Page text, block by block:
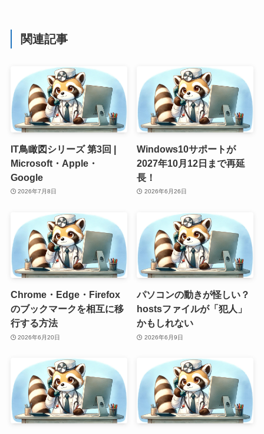
関連記事
IT鳥瞰図シリーズ 第3回 |
Microsoft・Apple・
Google
2026年7月8日
Windows10サポートが
2027年10月12日まで再延
長！
2026年6月26日
Chrome・Edge・Firefox
のブックマークを相互に移
行する方法
2026年6月20日
パソコンの動きが怪しい？
hostsファイルが「犯人」
かもしれない
2026年6月9日